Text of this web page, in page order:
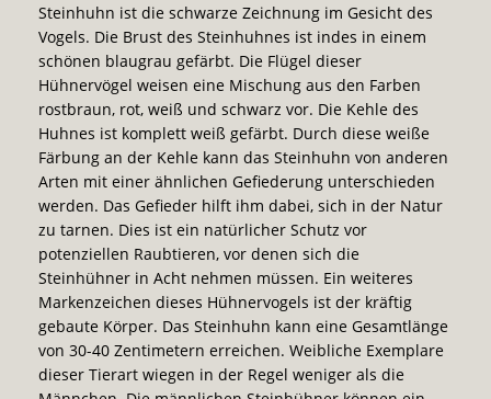
Steinhuhn ist die schwarze Zeichnung im Gesicht des
Vogels. Die Brust des Steinhuhnes ist indes in einem
schönen blaugrau gefärbt. Die Flügel dieser
Hühnervögel weisen eine Mischung aus den Farben
rostbraun, rot, weiß und schwarz vor. Die Kehle des
Huhnes ist komplett weiß gefärbt. Durch diese weiße
Färbung an der Kehle kann das Steinhuhn von anderen
Arten mit einer ähnlichen Gefiederung unterschieden
werden. Das Gefieder hilft ihm dabei, sich in der Natur
zu tarnen. Dies ist ein natürlicher Schutz vor
potenziellen Raubtieren, vor denen sich die
Steinhühner in Acht nehmen müssen. Ein weiteres
Markenzeichen dieses Hühnervogels ist der kräftig
gebaute Körper. Das Steinhuhn kann eine Gesamtlänge
von 30-40 Zentimetern erreichen. Weibliche Exemplare
dieser Tierart wiegen in der Regel weniger als die